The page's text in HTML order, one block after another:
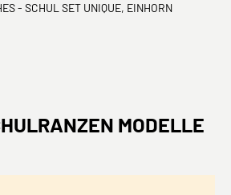
- SCHUL SET UNIQUE, EINHORN
MODELLE